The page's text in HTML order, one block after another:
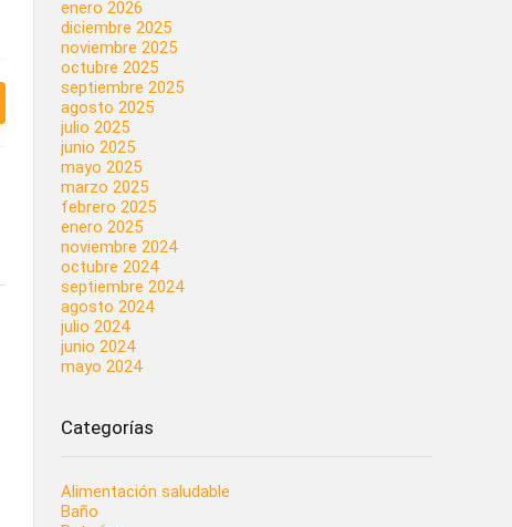
enero 2026
diciembre 2025
noviembre 2025
octubre 2025
septiembre 2025
agosto 2025
julio 2025
junio 2025
mayo 2025
marzo 2025
febrero 2025
enero 2025
noviembre 2024
octubre 2024
septiembre 2024
agosto 2024
julio 2024
junio 2024
mayo 2024
Categorías
Alimentación saludable
Baño